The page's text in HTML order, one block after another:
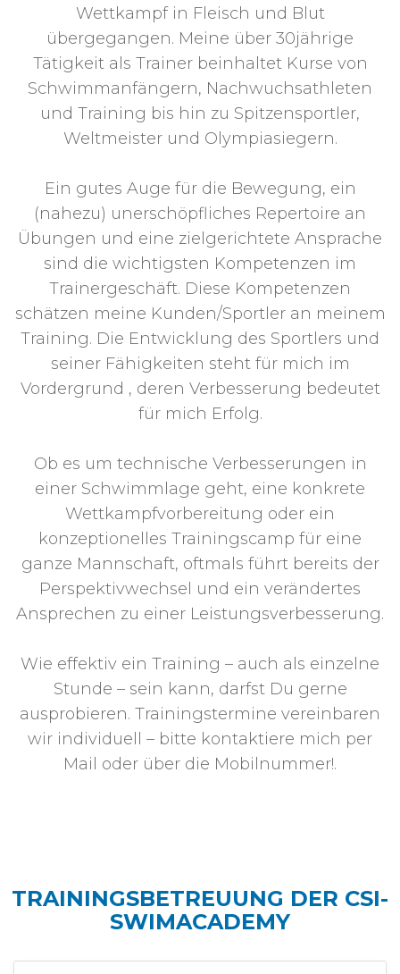
Wettkampf in Fleisch und Blut
übergegangen. Meine über 30jährige
Tätigkeit als Trainer beinhaltet Kurse von
Schwimmanfängern, Nachwuchsathleten
und Training bis hin zu Spitzensportler,
Weltmeister und Olympiasiegern.
Ein gutes Auge für die Bewegung, ein
(nahezu) unerschöpfliches Repertoire an
Übungen und eine zielgerichtete Ansprache
sind die wichtigsten Kompetenzen im
Trainergeschäft. Diese Kompetenzen
schätzen meine Kunden/Sportler an meinem
Training. Die Entwicklung des Sportlers und
seiner Fähigkeiten steht für mich im
Vordergrund , deren Verbesserung bedeutet
für mich Erfolg.
Ob es um technische Verbesserungen in
einer Schwimmlage geht, eine konkrete
Wettkampfvorbereitung oder ein
konzeptionelles Trainingscamp für eine
ganze Mannschaft, oftmals führt bereits der
Perspektivwechsel und ein verändertes
Ansprechen zu einer Leistungsverbesserung.
Wie effektiv ein Training – auch als einzelne
Stunde – sein kann, darfst Du gerne
ausprobieren. Trainingstermine vereinbaren
wir individuell – bitte kontaktiere mich per
Mail oder über die Mobilnummer!.
TRAININGSBETREUUNG DER CSI-
SWIMACADEMY